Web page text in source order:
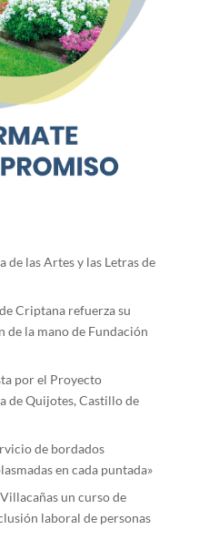
de las Artes y las Letras de
Criptana refuerza su
la mano de Fundación
por el Proyecto
de Quijotes, Castillo de
de bordados
en cada puntada»
un curso de
laboral de personas